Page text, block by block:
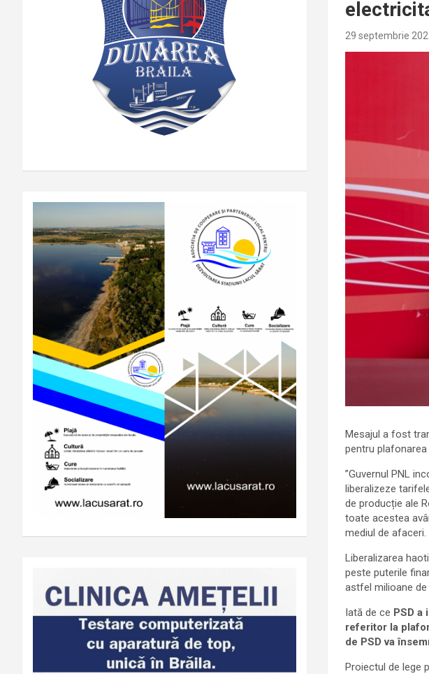
29 septembrie
Mesajul a fost
pentru
”Guvernul PNL
liberalizeze
de producție ale
toate acestea
mediul de afaceri.
Liberalizarea
peste puterile
astfel milioane
Iată de ce PSD a
referitor la
de PSD va
Proiectul de lege